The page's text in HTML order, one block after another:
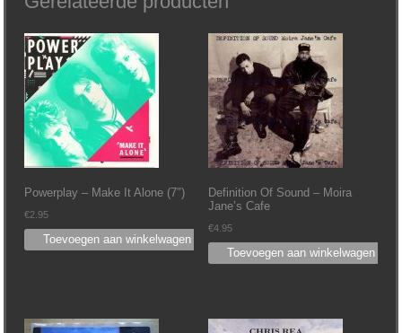
Powerplay – Make It Alone (7″)
€2.95
Toevoegen aan winkelwagen
Definition Of Sound ‎– Moira
Jane’s Cafe
€4.95
Toevoegen aan winkelwagen